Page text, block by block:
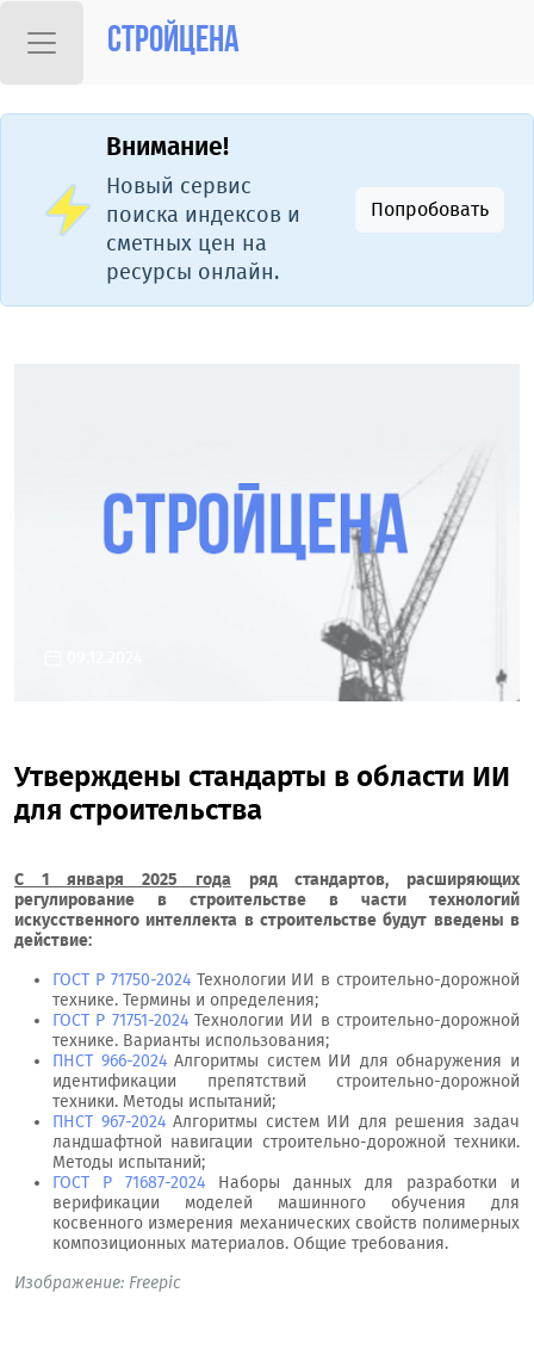
Стройцена
Внимание!
Новый сервис
поиска индексов и
сметных цен на
ресурсы онлайн.
Попробовать
Утверждены стандарты в области ИИ
для строительства
С 1 января 2025 годаряд стандартов, расширяющих
регулирование в строительстве в части технологий
искусственного интеллекта в строительстве будут введены в
действие:
ГОСТ Р 71750-2024Технологии ИИ в строительно-дорожной
технике. Термины и определения;
ГОСТ Р 71751-2024Технологии ИИ в строительно-дорожной
технике. Варианты использования;
ПНСТ 966-2024Алгоритмы систем ИИ для обнаружения и
идентификации препятствий строительно-дорожной
техники. Методы испытаний;
ПНСТ 967-2024Алгоритмы систем ИИ для решения задач
ландшафтной навигации строительно-дорожной техники.
Методы испытаний;
ГОСТ Р 71687-2024 Наборы данных для разработки и
верификации моделей машинного обучения для
косвенного измерения механических свойств полимерных
композиционных материалов. Общие требования.
Изображение: Freepic